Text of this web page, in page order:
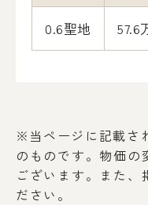
0.6聖地 57.6
※当ページに記載さ
のものです。物価の
ございます。 また、
ださい。